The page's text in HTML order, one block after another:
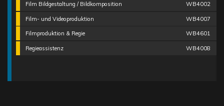
Film Bildgestaltung / Bildkomposition WB4002
Film- und Videoproduktion WB4007
Filmproduktion & Regie WB4601
Regieassistenz WB4008